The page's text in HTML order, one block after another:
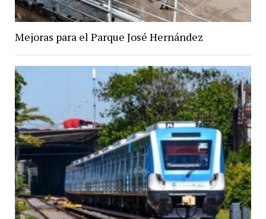
Mejoras para el Parque José Hernández